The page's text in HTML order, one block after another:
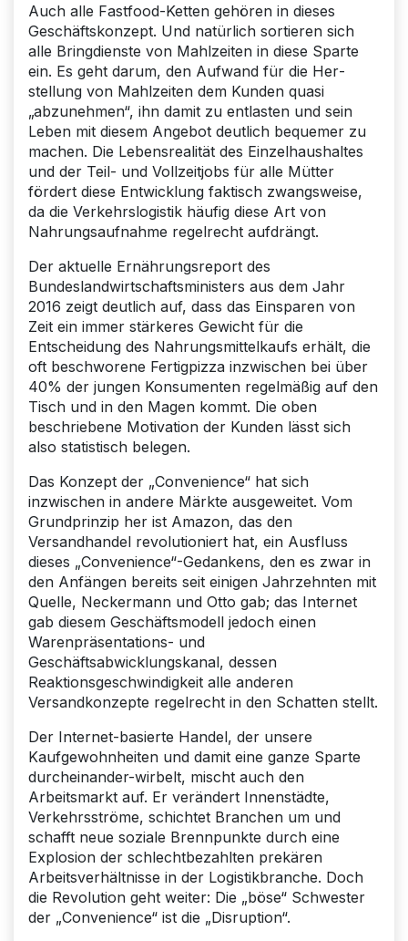
Auch alle Fastfood-Ketten gehören in dieses
Geschäftskonzept. Und natürlich sortieren sich
alle Bringdienste von Mahlzeiten in diese Sparte
ein. Es geht darum, den Aufwand für die Her­
stellung von Mahlzeiten dem Kunden quasi
„abzunehmen“, ihn damit zu entlasten und sein
Leben mit diesem Angebot deutlich bequemer zu
machen. Die Lebensrealität des Einzel­haushaltes
und der Teil- und Vollzeitjobs für alle Mütter
fördert diese Entwicklung faktisch zwangsweise,
da die Verkehrslogistik häufig diese Art von
Nahrungsaufnahme regelrecht aufdrängt.
Der aktuelle Ernährungsreport des
Bundeslandwirtschaftsministers aus dem Jahr
2016 zeigt deutlich auf, dass das Einsparen von
Zeit ein immer stärkeres Gewicht für die
Entscheidung des Nahrungsmittelkaufs erhält, die
oft beschworene Fertigpizza inzwischen bei über
40% der jungen Konsumenten regelmäßig auf den
Tisch und in den Magen kommt. Die oben
beschriebene Motivation der Kunden lässt sich
also statistisch belegen.
Das Konzept der „Convenience“ hat sich
inzwischen in andere Märkte ausgeweitet. Vom
Grundprinzip her ist Amazon, das den
Versandhandel revolutioniert hat, ein Ausfluss
dieses „Convenience“-Gedankens, den es zwar in
den Anfängen bereits seit einigen Jahrzehnten mit
Quelle, Neckermann und Otto gab; das Internet
gab diesem Geschäftsmodell jedoch einen
Warenpräsentations- und
Geschäftsabwicklungskanal, dessen
Reaktionsgeschwindigkeit alle anderen
Versandkonzepte regelrecht in den Schatten stellt.
Der Internet-basierte Handel, der unsere
Kaufgewohnheiten und damit eine ganze Sparte
durcheinander-wirbelt, mischt auch den
Arbeitsmarkt auf. Er verändert Innenstädte,
Verkehrs­ströme, schichtet Branchen um und
schafft neue soziale Brennpunkte durch eine
Explosion der schlechtbezahlten prekären
Arbeitsverhältnisse in der Logistikbranche. Doch
die Revolution geht weiter: Die „böse“ Schwester
der „Convenience“ ist die „Disruption“.